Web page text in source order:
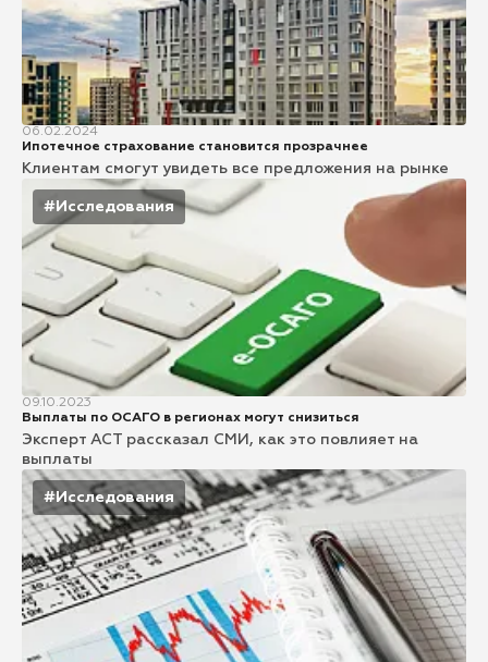
06.02.2024
Ипотечное страхование становится прозрачнее
Клиентам смогут увидеть все предложения на рынке
#Исследования
09.10.2023
Выплаты по ОСАГО в регионах могут снизиться
Эксперт АСТ рассказал СМИ, как это повлияет на
выплаты
#Исследования